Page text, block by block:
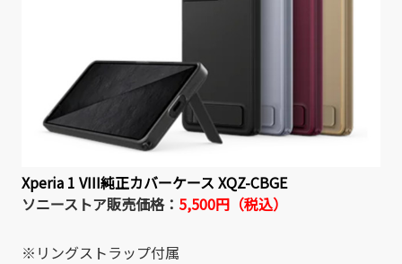
Xperia 1 VIII純正カバーケース XQZ-CBGE
ソニーストア販売価格： 5,500円（税込）
※リングストラップ付属